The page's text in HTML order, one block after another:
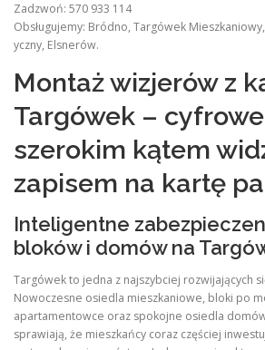
Zadzwoń: 570 933 114
Obsługujemy: Bródno, Targówek
yczny, Elsnerów.
Montaż wizjerów z
Targówek –
szerokim kątem
zapisem na kartę
Inteligentne
bloków i domów na
Targówek to jedna z najszybciej rozwijających
Nowoczesne osiedla mieszkaniowe, bloki po
apartamentowce oraz spokojne osiedla
sprawiają, że mieszkańcy coraz częściej